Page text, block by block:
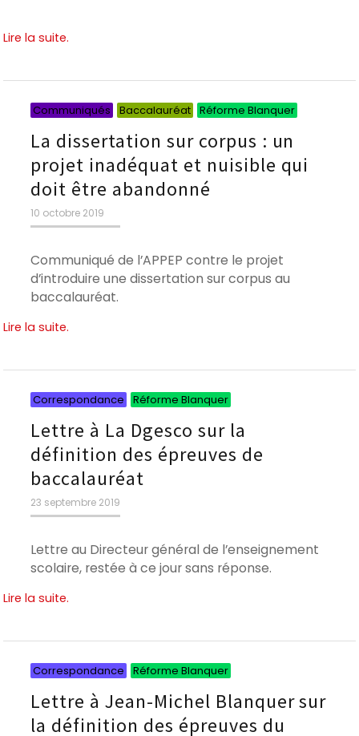
Lire la suite.
Communiqués Baccalauréat Réforme Blanquer
La dissertation sur corpus : un
projet inadéquat et nuisible qui
doit être abandonné
Publié
le
10 octobre 2019
Communiqué de l’APPEP contre le projet
d’introduire une dissertation sur corpus au
baccalauréat.
Lire la suite.
Correspondance Réforme Blanquer
Lettre à La Dgesco sur la
définition des épreuves de
baccalauréat
Publié
le
23 septembre 2019
Lettre au Directeur général de l’enseignement
scolaire, restée à ce jour sans réponse.
Lire la suite.
Correspondance Réforme Blanquer
Lettre à Jean-Michel Blanquer sur
la définition des épreuves du